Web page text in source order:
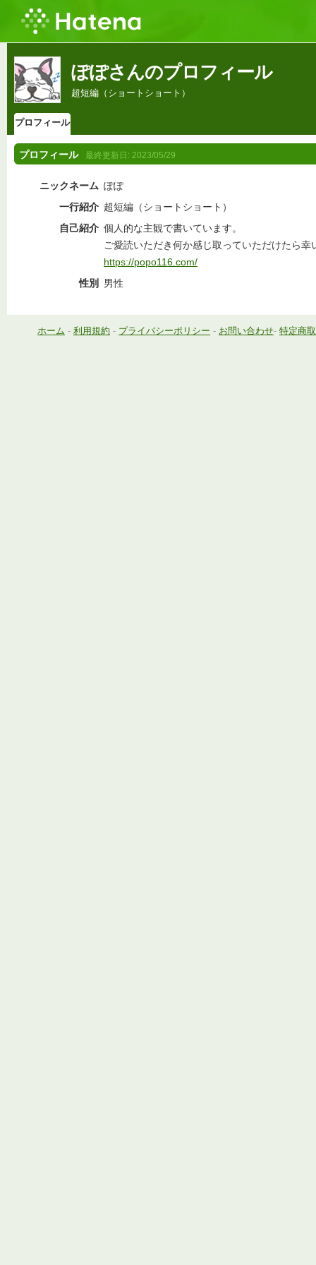
ぽぽさんのプロフィール
超短編（ショートショート）
プロフィール
プロフィール 最終更新日: 2023/05/29
ニックネーム ぽぽ
一行紹介 超短編（ショートショート）
自己紹介 個人的な主観で書いています。
ご愛読いただき何か感じ取っていただけたら幸
https://popo116.com/
性別
男性
ホーム - 利用規約 - プライバシーポリシー - お問い合わせ- 特定商